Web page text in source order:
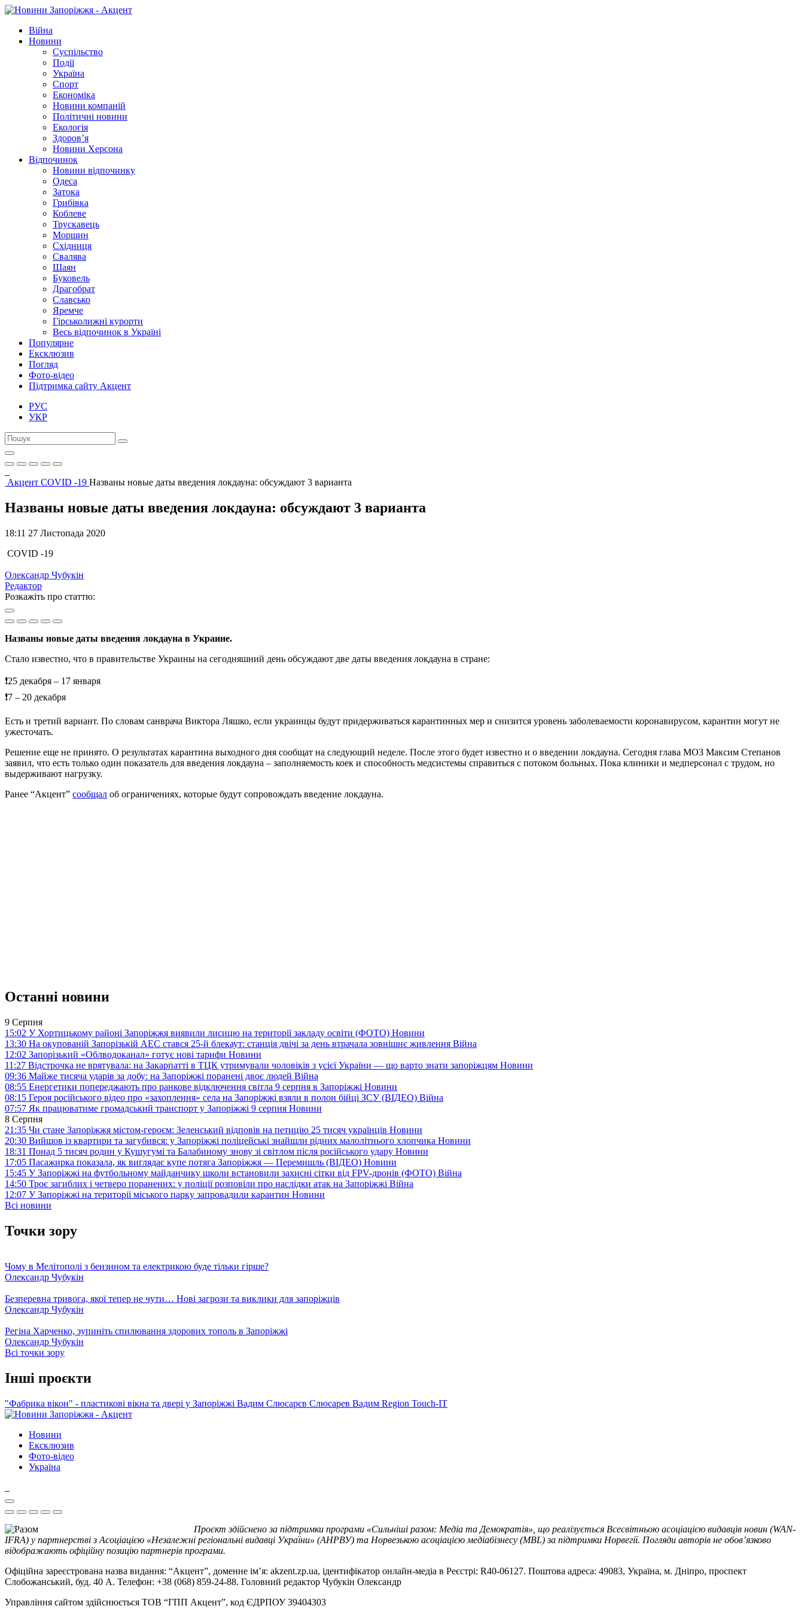
Війна
Новини
Суспільство
Події
Україна
Спорт
Економіка
Новини компаній
Політичні новини
Екологія
Здоров’я
Новини Херсона
Відпочинок
Новини відпочинку
Одеса
Затока
Грибівка
Коблеве
Трускавець
Моршин
Східниця
Свалява
Шаян
Буковель
Драгобрат
Славсько
Яремче
Гірськолижні курорти
Весь відпочинок в Україні
Популярне
Ексклюзив
Погляд
Фото-відео
Підтримка сайту Акцент
РУС
УКР
Акцент COVID -19 Названы новые даты введения локдауна: обсуждают 3 варианта
Названы новые даты введения локдауна: обсуждают 3 варианта
18:11 27 Листопада 2020
COVID -19
Олександр Чубукін
Редактор
Розкажіть про статтю:
Названы новые даты введения локдауна в Украине.
Стало известно, что в правительстве Украины на сегодняшний день обсуждают две даты введения локдауна в стране:
❗️25 декабря – 17 января
❗️7 – 20 декабря
Есть и третий вариант. По словам санврача Виктора Ляшко, если украинцы будут придерживаться карантинных мер и снизится уровень заболеваемости коронавирусом, карантин могут не
ужесточать.
Решение еще не принято. О результатах карантина выходного дня сообщат на следующий неделе. После этого будет известно и о введении локдауна. Сегодня глава МОЗ Максим Степанов
заявил, что есть только один показатель для введения локдауна – заполняемость коек и способность медсистемы справиться с потоком больных. Пока клиники и медперсонал с трудом, но
выдерживают нагрузку.
Ранее “Акцент” сообщал об ограничениях, которые будут сопровождать введение локдауна.
Останні новини
9 Серпня
15:02 У Хортицькому районі Запоріжжя виявили лисицю на території закладу освіти (ФОТО) Новини
13:30 На окупованій Запорізькій АЕС стався 25-й блекаут: станція двічі за день втрачала зовнішнє живлення Війна
12:02 Запорізький «Облводоканал» готує нові тарифи Новини
11:27 Відстрочка не врятувала: на Закарпатті в ТЦК утримували чоловіків з усієї України — що варто знати запоріжцям Новини
09:36 Майже тисяча ударів за добу: на Запоріжжі поранені двоє людей Війна
08:55 Енергетики попереджають про ранкове відключення світла 9 серпня в Запоріжжі Новини
08:15 Героя російського відео про «захоплення» села на Запоріжжі взяли в полон бійці ЗСУ (ВІДЕО) Війна
07:57 Як працюватиме громадський транспорт у Запоріжжі 9 серпня Новини
8 Серпня
21:35 Чи стане Запоріжжя містом-героєм: Зеленський відповів на петицію 25 тисяч українців Новини
20:30 Вийшов із квартири та загубився: у Запоріжжі поліцейські знайшли рідних малолітнього хлопчика Новини
18:31 Понад 5 тисяч родин у Кушугумі та Балабиному знову зі світлом після російського удару Новини
17:05 Пасажирка показала, як виглядає купе потяга Запоріжжя — Перемишль (ВІДЕО) Новини
15:45 У Запоріжжі на футбольному майданчику школи встановили захисні сітки від FPV-дронів (ФОТО) Війна
14:50 Троє загиблих і четверо поранених: у поліції розповіли про наслідки атак на Запоріжжі Війна
12:07 У Запоріжжі на території міського парку запровадили карантин Новини
Всі новини
Точки зору
Чому в Мелітополі з бензином та електрикою буде тільки гірше?
Олександр Чубукін
Безперевна тривога, якої тепер не чути… Нові загрози та виклики для запоріжців
Олександр Чубукін
Регіна Харченко, зупиніть спилювання здорових тополь в Запоріжжі
Олександр Чубукін
Всі точки зору
Інші проєкти
"Фабрика вікон" - пластикові вікна та двері у Запоріжжі Вадим Слюсарєв Слюсарев Вадим Region Touch-IT
Новини
Ексклюзив
Фото-відео
Україна
Проєкт здійснено за підтримки програми «Сильніші разом: Медіа та Демократія», що реалізується Всесвітньою асоціацією видавців новин (WAN-
IFRA) у партнерстві з Асоціацією «Незалежні регіональні видавці України» (АНРВУ) та Норвезькою асоціацією медіабізнесу (MBL) за підтримки Норвегії. Погляди авторів не обов’язково
відображають офіційну позицію партнерів програми.
Офіційна зареєстрована назва видання: “Акцент”, доменне ім’я: akzent.zp.ua, ідентифікатор онлайн-медіа в Реєстрі: R40-06127. Поштова адреса: 49083, Україна, м. Дніпро, проспект
Слобожанський, буд. 40 А. Телефон: +38 (068) 859-24-88. Головний редактор Чубукін Олександр
Управління сайтом здійснюється ТОВ “ГПП Акцент”, код ЄДРПОУ 39404303